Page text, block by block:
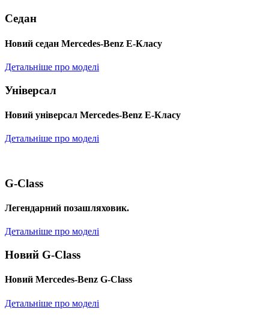
Седан
Новий седан Mercedes-Benz Е-Класу
Детальніше про моделі
Універсал
Новий універсал Mercedes-Benz E-Класу
Детальніше про моделі
G-Class
Легендарний позашляховик.
Детальніше про моделі
Новий G-Class
Новий Mercedes-Benz G-Class
Детальніше про моделі